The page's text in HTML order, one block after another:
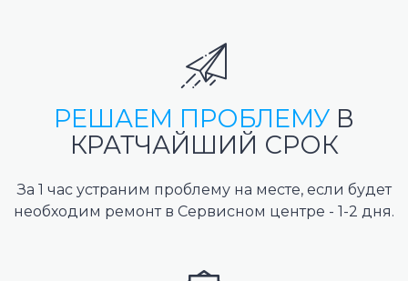
РЕШАЕМ ПРОБЛЕМУ В
КРАТЧАЙШИЙ СРОК
За 1 час устраним проблему на месте, если будет
необходим ремонт в Сервисном центре - 1-2 дня.